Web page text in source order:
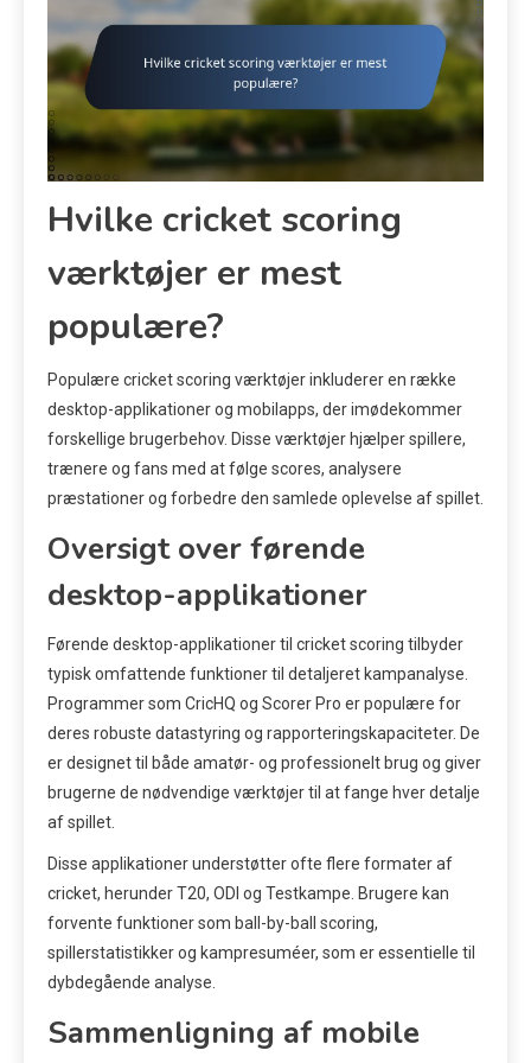
Hvilke cricket scoring
værktøjer er mest
populære?
Populære cricket scoring værktøjer inkluderer en række
desktop-applikationer og mobilapps, der imødekommer
forskellige brugerbehov. Disse værktøjer hjælper spillere,
trænere og fans med at følge scores, analysere
præstationer og forbedre den samlede oplevelse af spillet.
Oversigt over førende
desktop-applikationer
Førende desktop-applikationer til cricket scoring tilbyder
typisk omfattende funktioner til detaljeret kampanalyse.
Programmer som CricHQ og Scorer Pro er populære for
deres robuste datastyring og rapporteringskapaciteter. De
er designet til både amatør- og professionelt brug og giver
brugerne de nødvendige værktøjer til at fange hver detalje
af spillet.
Disse applikationer understøtter ofte flere formater af
cricket, herunder T20, ODI og Testkampe. Brugere kan
forvente funktioner som ball-by-ball scoring,
spillerstatistikker og kampresuméer, som er essentielle til
dybdegående analyse.
Sammenligning af mobile